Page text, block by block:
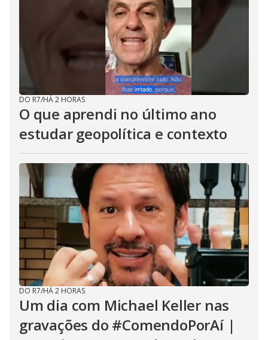
DO R7/HÁ 2 HORAS
O que aprendi no último ano
estudar geopolítica e contexto
DO R7/HÁ 2 HORAS
Um dia com Michael Keller nas
gravações do #ComendoPorAí |